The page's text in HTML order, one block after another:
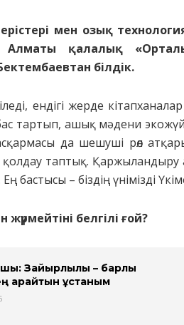
мен озық
Алматы қалалық
білдік.
ендігі жерде
тартып, ашық мәдени экожүйе
да шешуші рөл
қолдау таптық.
бастысы – біздің үнімізді
жүрмейтіні белгілі ғой?
Зайырлылық – барлық
қарайтын ұстаным